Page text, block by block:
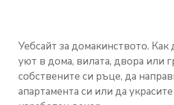
Уебсайт за домакинството. Как
уют в дома, вилата, двора или
собствените си ръце, да
апартамента си или да